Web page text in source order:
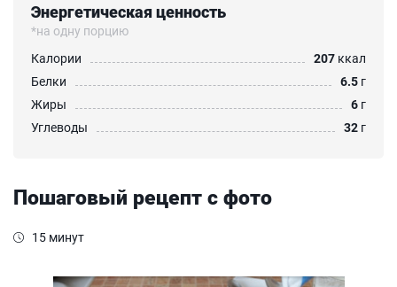
Энергетическая ценность
*на одну порцию
Калории
207 ккал
Белки
6.5 г
Жиры
6 г
Углеводы
32 г
Пошаговый рецепт с фото
15 минут